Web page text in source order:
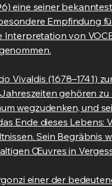
eine seiner
Empfindung
von
Vivaldis (1678–1741)
gehören
wegzudenken, und
Ende dieses
Sein Begräbnis
Œuvres in
einer der